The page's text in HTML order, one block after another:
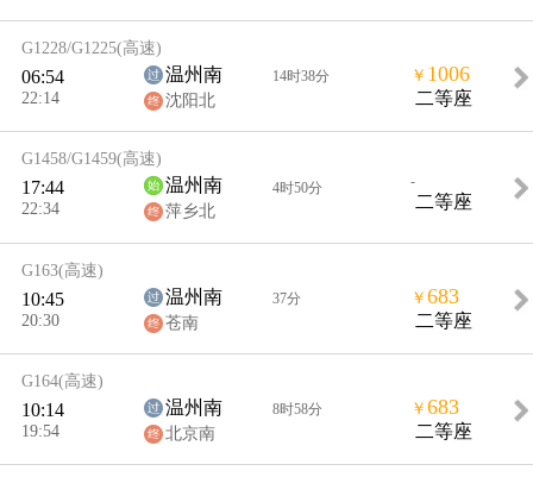
G1228/G1225(高速)
06:54
22:14
温州南
沈阳北
14时38分 ￥ 1006
二等座
G1458/G1459(高速)
17:44
22:34
温州南
萍乡北
4时50分 -
二等座
G163(高速)
10:45
20:30
温州南
苍南
37分 ￥ 683
二等座
G164(高速)
10:14
19:54
温州南
北京南
8时58分 ￥ 683
二等座